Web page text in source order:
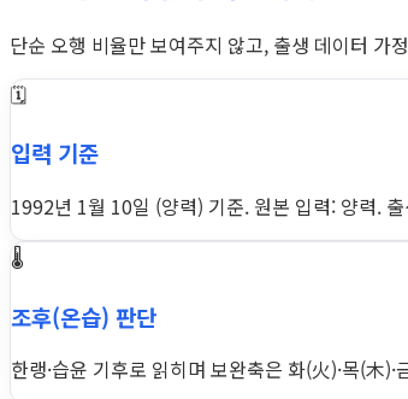
단순 오행 비율만 보여주지 않고, 출생 데이터 가
🗓️
입력 기준
1992년 1월 10일 (양력) 기준. 원본 입력: 양력.
🌡️
조후(온습) 판단
한랭·습윤 기후로 읽히며 보완축은 화(火)·목(木